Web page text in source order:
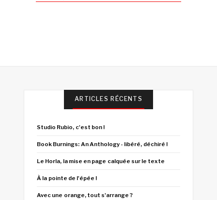
ARTICLES RÉCENTS
Studio Rubio, c'est bon !
Book Burnings: An Anthology - libéré, déchiré !
Le Horla, la mise en page calquée sur le texte
À la pointe de l'épée !
Avec une orange, tout s'arrange ?